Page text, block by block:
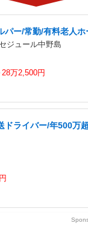
パー/常勤/有料老人ホ
ジュール中野島
万2,500円
ドライバー/年500万